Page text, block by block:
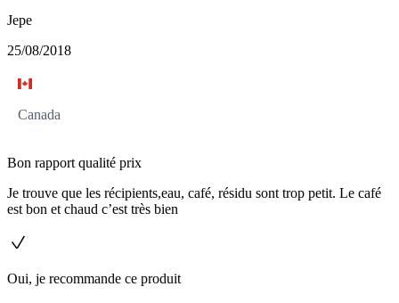
Jepe
25/08/2018
Canada
Bon rapport qualité prix
Je trouve que les récipients,eau, café, résidu sont trop petit. Le café
est bon et chaud c’est très bien
Oui, je recommande ce produit